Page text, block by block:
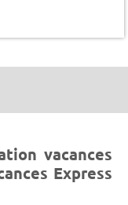
vacances
Express